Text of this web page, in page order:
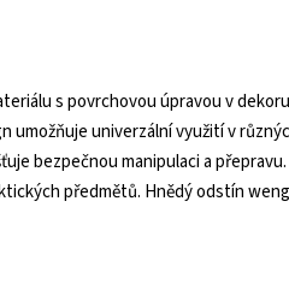
s povrchovou úpravou v
umožňuje univerzální využití v
bezpečnou manipulaci a
předmětů. Hnědý odstín